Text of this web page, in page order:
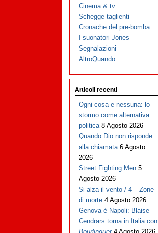
Cinema & tv
Schegge taglienti
Cronache del pre-bomba
I suonatori Jones
Segnalazioni
AltroQuando
Articoli recenti
Ogni cosa e nessuna: lo
stormo come alternativa
politica 8 Agosto 2026
Quando Dio non risponde
alla chiamata 6 Agosto
2026
Street Fighting Men 5
Agosto 2026
Si alza il vento / 4 – Zone
di morte 4 Agosto 2026
Genova è Napoli: Blaise
Cendrars torna in Italia con